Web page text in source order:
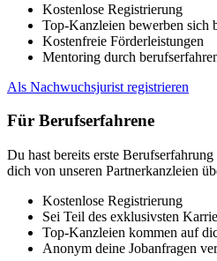
Kostenlose Registrierung
Top-Kanzleien bewerben sich
Kostenfreie Förderleistungen
Mentoring durch
Als Nachwuchsjurist registrieren
Für Berufserfahrene
Du hast bereits erste
dich von unseren Partnerkanzleien
Kostenlose Registrierung
Sei Teil des exklusivsten
Top-Kanzleien kommen auf
Anonym deine Jobanfragen